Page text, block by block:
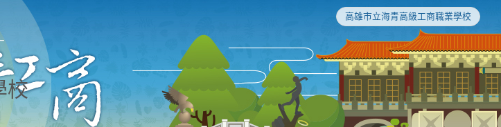
高雄市立海青高級工商職業學校
校